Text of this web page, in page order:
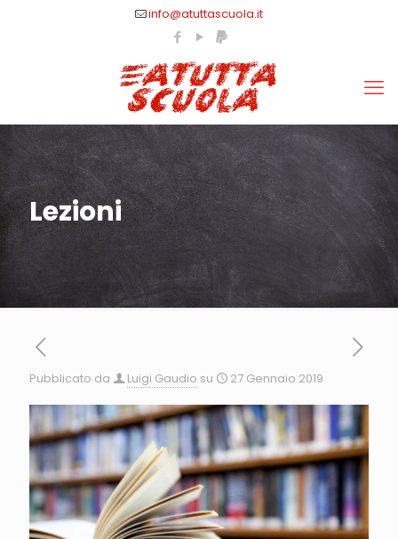
info@atuttascuola.it
Lezioni
Pubblicato da Luigi Gaudio su 27 Gennaio 2019